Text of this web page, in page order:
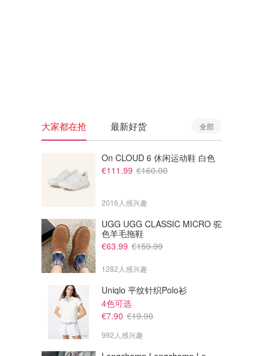
大家都在抢 最新好货 全部
On CLOUD 6 休闲运动鞋 白色
€111.99 €160.00
2016人感兴趣
UGG UGG CLASSIC MICRO 驼
色羊毛拖鞋
€63.99 €159.99
1282人感兴趣
Uniqlo 平纹针织Polo衫
4色可选
€7.90 €19.90
992人感兴趣